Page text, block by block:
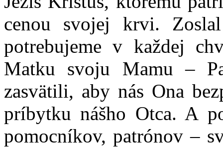
cenou svojej krvi.
potrebujeme v každej
Matku svoju Mamu –
zasvätili, aby nás Ona
príbytku nášho Otca. A
pomocníkov, patrónov –